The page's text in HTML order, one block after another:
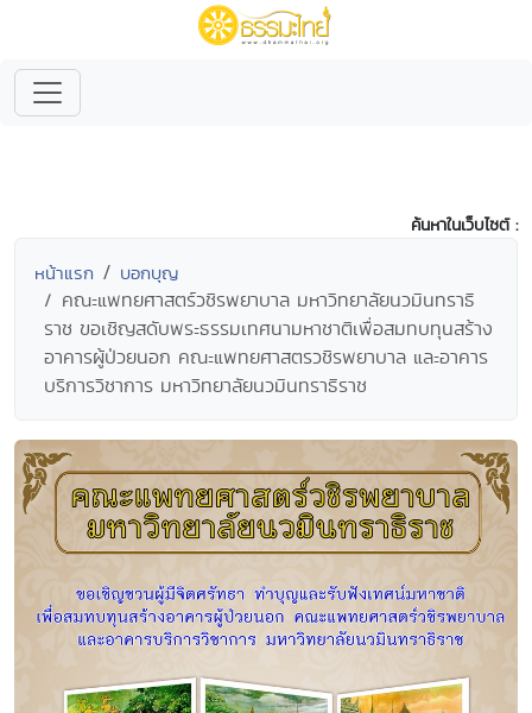
ค้นหาในเว็บไซต์ :
หน้าแรก บอกบุญ
คณะแพทยศาสตร์วชิรพยาบาล มหาวิทยาลัยนวมินทราธิ
ราช ขอเชิญสดับพระธรรมเทศนามหาชาติเพื่อสมทบทุนสร้าง
อาคารผู้ป่วยนอก คณะแพทยศาสตรวชิรพยาบาล และอาคาร
บริการวิชาการ มหาวิทยาลัยนวมินทราธิราช